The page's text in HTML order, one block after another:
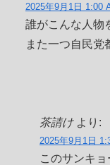
2025年9月1日 1:00
誰がこんな人物
また一つ自民党
茶請け より:
2025年9月1日
このサンキ